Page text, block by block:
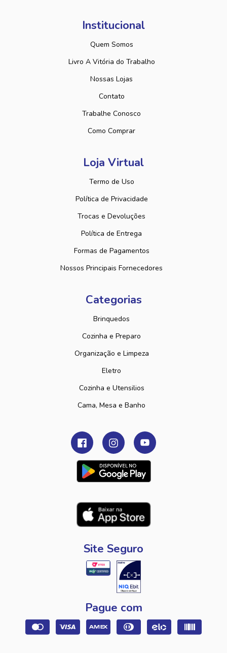
Institucional
Quem Somos
Livro A Vitória do Trabalho
Nossas Lojas
Contato
Trabalhe Conosco
Como Comprar
Loja Virtual
Termo de Uso
Política de Privacidade
Trocas e Devoluções
Política de Entrega
Formas de Pagamentos
Nossos Principais Fornecedores
Categorias
Brinquedos
Cozinha e Preparo
Organização e Limpeza
Eletro
Cozinha e Utensilios
Cama, Mesa e Banho
Site Seguro
Pague com